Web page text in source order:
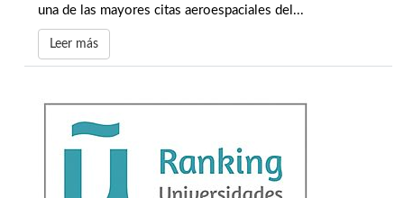
una de las mayores citas aeroespaciales del...
Leer más